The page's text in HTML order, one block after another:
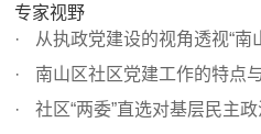
专家视野
从执政党建设的视角透视“南山
南山区社区党建工作的特点
社区“两委”直选对基层民主